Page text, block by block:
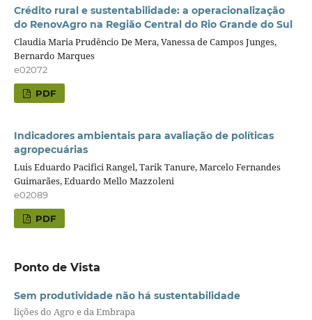
Crédito rural e sustentabilidade: a operacionalização
do RenovAgro na Região Central do Rio Grande do Sul
Claudia Maria Prudêncio De Mera, Vanessa de Campos Junges,
Bernardo Marques
e02072
PDF
Indicadores ambientais para avaliação de políticas
agropecuárias
Luis Eduardo Pacifici Rangel, Tarik Tanure, Marcelo Fernandes
Guimarães, Eduardo Mello Mazzoleni
e02089
PDF
Ponto de Vista
Sem produtividade não há sustentabilidade
lições do Agro e da Embrapa